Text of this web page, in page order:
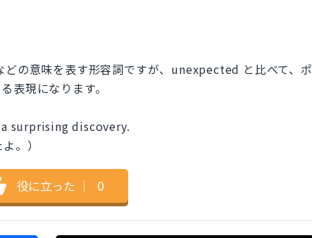
の意味を表す形容詞ですが、unexpected と比べて、ポ
表現になります。
surprising discovery.
。）
役に立った ｜ 0